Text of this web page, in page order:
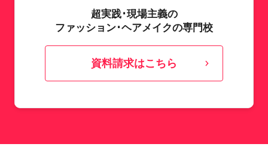
超実践･現場主義の
ファッション･ヘアメイクの専門校
資料請求はこちら